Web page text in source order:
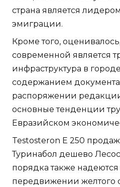
страна является
эмиграции.
Кроме того,
современной является
инфраструктура в
содержанием документа
распоряжении
основные тенденции
Евразийском
Testosteron E 250
Туринабол дешево
порядка также
передвижении желтого